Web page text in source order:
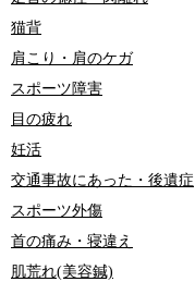
猫背
肩こり・肩のケガ
スポーツ障害
目の疲れ
妊活
交通事故にあった・後遺症
スポーツ外傷
首の痛み・寝違え
肌荒れ(美容鍼)